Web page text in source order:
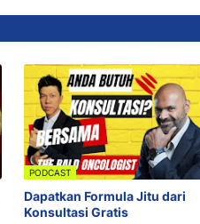
PODCAST
Dapatkan Formula Jitu dari
Konsultasi Gratis